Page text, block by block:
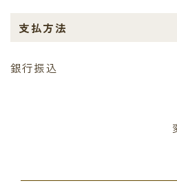
支払方法
銀行振込